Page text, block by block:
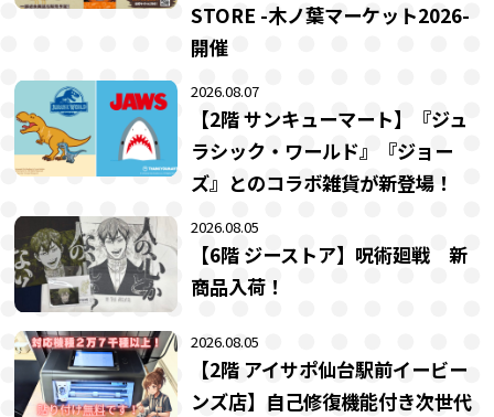
STORE -木ノ葉マーケット2026-
開催
2026.08.07
【2階 サンキューマート】『ジュ
ラシック・ワールド』『ジョー
ズ』とのコラボ雑貨が新登場！
2026.08.05
【6階 ジーストア】呪術廻戦 新
商品入荷！
2026.08.05
【2階 アイサポ仙台駅前イービー
ンズ店】自己修復機能付き次世代